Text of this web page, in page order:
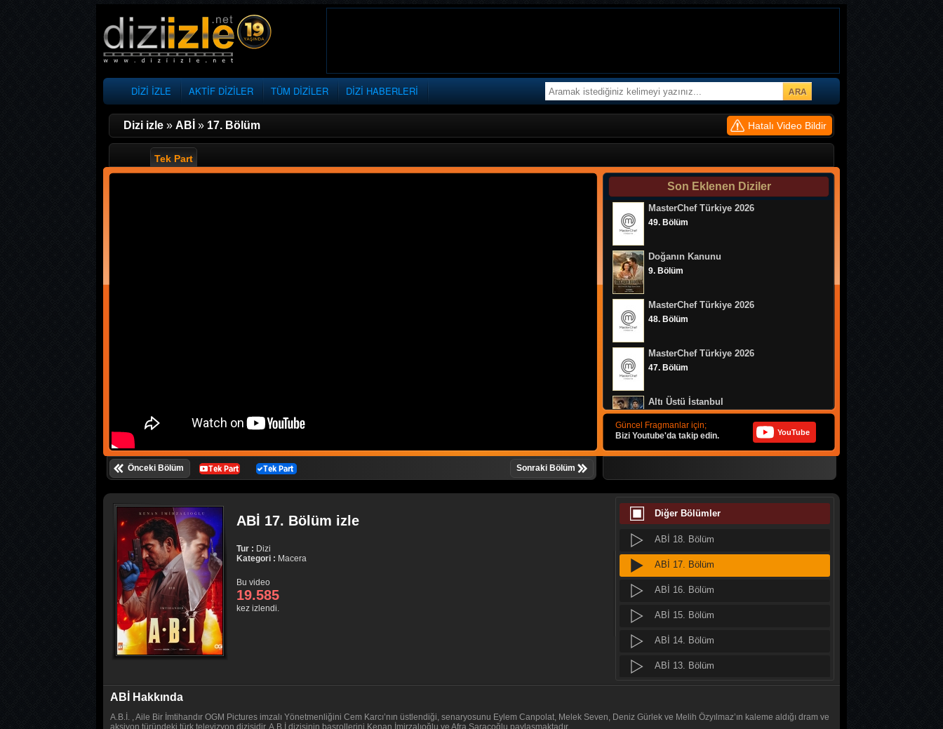
DİZİ İZLE AKTİF DİZİLER TÜM DİZİLER DİZİ HABERLERİ
Dizi izle » ABİ » 17. Bölüm Hatalı Video Bildir
Tek Part
Son Eklenen Diziler
MasterChef Türkiye 2026
49. Bölüm
Doğanın Kanunu
9. Bölüm
MasterChef Türkiye 2026
48. Bölüm
MasterChef Türkiye 2026
47. Bölüm
Altı Üstü İstanbul
8. Bölüm
MasterChef Türkiye 2026
10. Bölüm
2. Bölüm
Her Şey Mümkün
1. Bölüm
Baş Başa
2. Bölüm
Güncel Fragmanlar için;
Bizi Youtube'da takip edin.
YouTube
Önceki Bölüm Sonraki Bölüm
ABİ 17. Bölüm izle
Tur : Dizi
Kategori : Macera
Bu video
19.585
kez izlendi.
Diğer Bölümler
ABİ 18. Bölüm
ABİ 17. Bölüm
ABİ 16. Bölüm
ABİ 15. Bölüm
ABİ 14. Bölüm
ABİ 13. Bölüm
ABİ 11. Bölüm
ABİ Hakkında
A.B.İ. , Aile Bir İmtihandır OGM Pictures imzalı Yönetmenliğini Cem Karcı’nın üstlendiği, senaryosunu Eylem Canpolat, Melek Seven, Deniz Gürlek ve Melih Özyılmaz’ın kaleme aldığı dram ve
aksiyon türündeki türk televizyon dizisidir. A.B.İ dizisinin başrollerini Kenan İmirzalıoğlu ve Afra Saraçoğlu paylaşmaktadır.